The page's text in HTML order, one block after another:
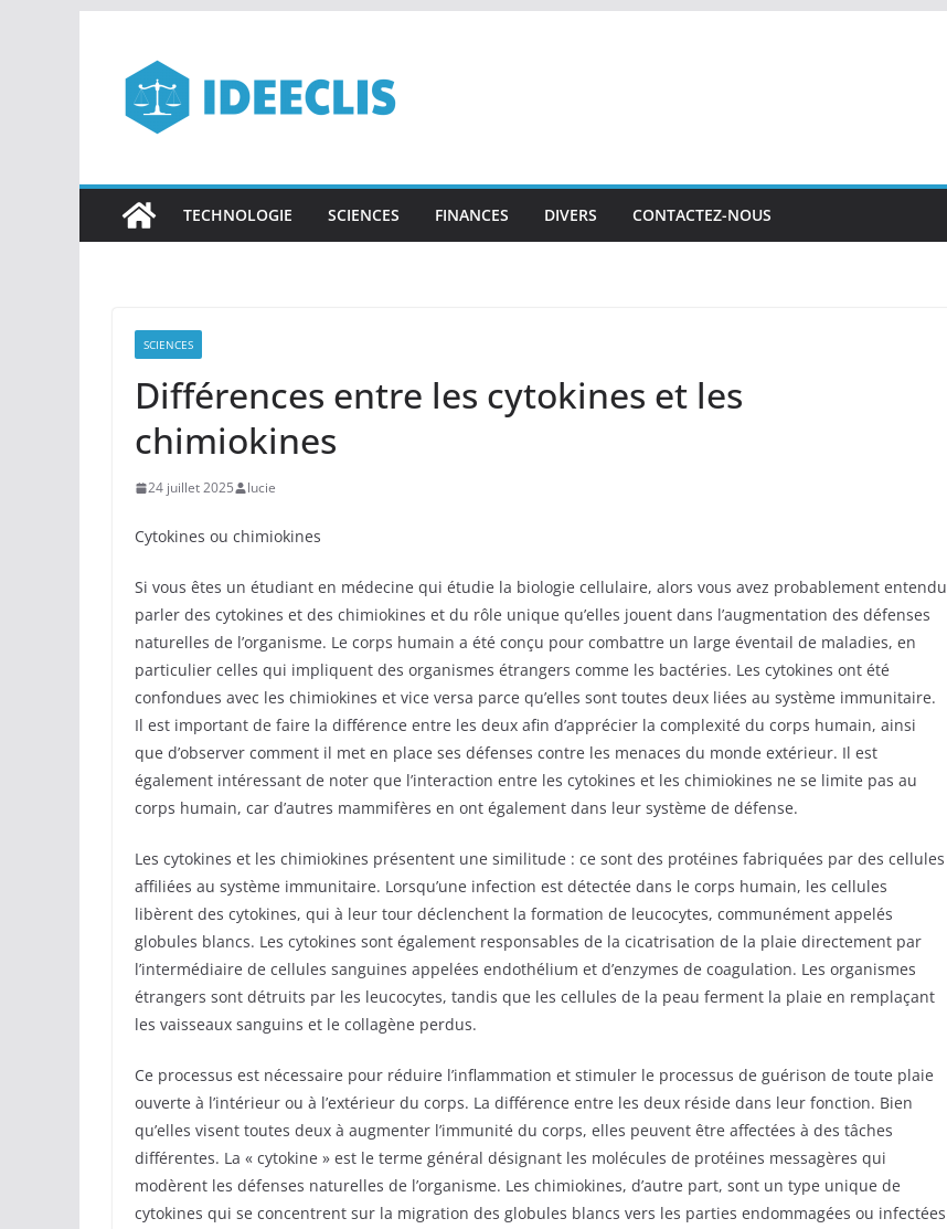
contenu
TECHNOLOGIE SCIENCES FINANCES DIVERS CONTACTEZ-NOUS
SCIENCES
Différences entre les cytokines et les
chimiokines
24 juillet 2025 lucie
Cytokines ou chimiokines
Si vous êtes un étudiant en médecine qui étudie la biologie cellulaire, alors vous avez probablement entendu
parler des cytokines et des chimiokines et du rôle unique qu’elles jouent dans l’augmentation des défenses
naturelles de l’organisme. Le corps humain a été conçu pour combattre un large éventail de maladies, en
particulier celles qui impliquent des organismes étrangers comme les bactéries. Les cytokines ont été
confondues avec les chimiokines et vice versa parce qu’elles sont toutes deux liées au système immunitaire.
Il est important de faire la différence entre les deux afin d’apprécier la complexité du corps humain, ainsi
que d’observer comment il met en place ses défenses contre les menaces du monde extérieur. Il est
également intéressant de noter que l’interaction entre les cytokines et les chimiokines ne se limite pas au
corps humain, car d’autres mammifères en ont également dans leur système de défense.
Les cytokines et les chimiokines présentent une similitude : ce sont des protéines fabriquées par des cellules
affiliées au système immunitaire. Lorsqu’une infection est détectée dans le corps humain, les cellules
libèrent des cytokines, qui à leur tour déclenchent la formation de leucocytes, communément appelés
globules blancs. Les cytokines sont également responsables de la cicatrisation de la plaie directement par
l’intermédiaire de cellules sanguines appelées endothélium et d’enzymes de coagulation. Les organismes
étrangers sont détruits par les leucocytes, tandis que les cellules de la peau ferment la plaie en remplaçant
les vaisseaux sanguins et le collagène perdus.
Ce processus est nécessaire pour réduire l’inflammation et stimuler le processus de guérison de toute plaie
ouverte à l’intérieur ou à l’extérieur du corps. La différence entre les deux réside dans leur fonction. Bien
qu’elles visent toutes deux à augmenter l’immunité du corps, elles peuvent être affectées à des tâches
différentes. La « cytokine » est le terme général désignant les molécules de protéines messagères qui
modèrent les défenses naturelles de l’organisme. Les chimiokines, d’autre part, sont un type unique de
cytokines qui se concentrent sur la migration des globules blancs vers les parties endommagées ou infectées